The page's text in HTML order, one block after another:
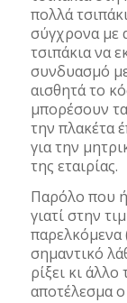
πολλά
σύγχρονα με
τσιπάκια να
συνδυασμό
αισθητά το
μπορέσουν
την πλακέτα
για την
της εταιρίας.
Παρόλο που
γιατί στην
παρελκόμενα
σημαντικό
ρίξει κι
αποτέλεσμα